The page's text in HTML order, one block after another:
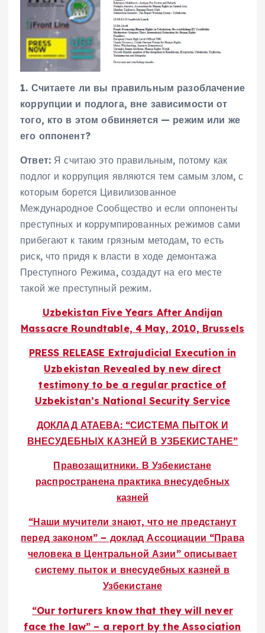
1. Считаете ли вы правильным разоблачение
коррупции и подлога, вне зависимости от
того, кто в этом обвиняется — режим или же
его оппонент?
Ответ:Я считаю это правильным, потому как
подлог и коррупция являются тем самым злом, с
которым борется Цивилизованное
Международное Сообщество и если оппоненты
преступных и коррумпированных режимов сами
прибегают к таким грязным методам, то есть
риск, что придя к власти в ходе демонтажа
Преступного Режима, создадут на его месте
такой же преступный режим.
Uzbekistan Five Years After Andijan
Massacre Roundtable, 4 May, 2010, Brussels
PRESS RELEASE Extrajudicial Execution in
Uzbekistan Revealed by new direct
testimony to be a regular practice of
Uzbekistan’s National Security Service
ДОКЛАД АТАЕВА: “СИСТЕМА ПЫТОК И
ВНЕСУДЕБНЫХ КАЗНЕЙ В УЗБЕКИСТАНЕ”
Правозащитники. В Узбекистане
распространена практика внесудебных
казней
“Наши мучители знают, что не предстанут
перед законом” – доклад Ассоциации “Права
человека в Центральной Азии” описывает
систему пыток и внесудебных казней в
Узбекистане
“Our torturers know that they will never
face the law” – a report by the Association